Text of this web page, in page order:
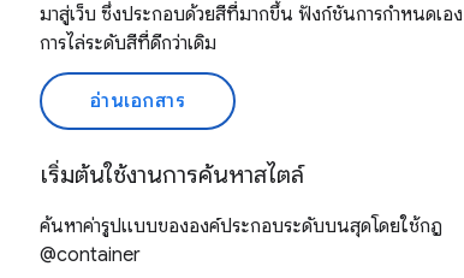
มาสู่เว็บ ซึ่งประกอบด้วยสีที่มากขึ้น ฟังก์ชันการกำหนดเอ
การไล่ระดับสีที่ดีกว่าเดิม
อ่านเอกสาร
เริ่มต้นใช้งานการค้นหาสไตล์
ค้นหาค่ารูปแบบขององค์ประกอบระดับบนสุดโดยใช้กฎ
@container